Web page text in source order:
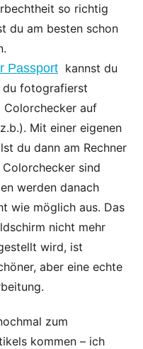
so richtig
du am besten schon
Passport kannst du
du fotografierst
Colorchecker auf
Mit einer eigenen
du dann am Rechner
sind
werden danach
wie möglich aus. Das
nicht mehr
wird, ist
aber eine echte
zum
kommen – ich